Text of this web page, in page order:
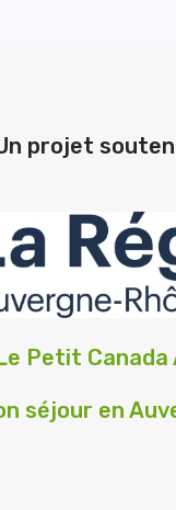
projet
Petit Canada
séjour en